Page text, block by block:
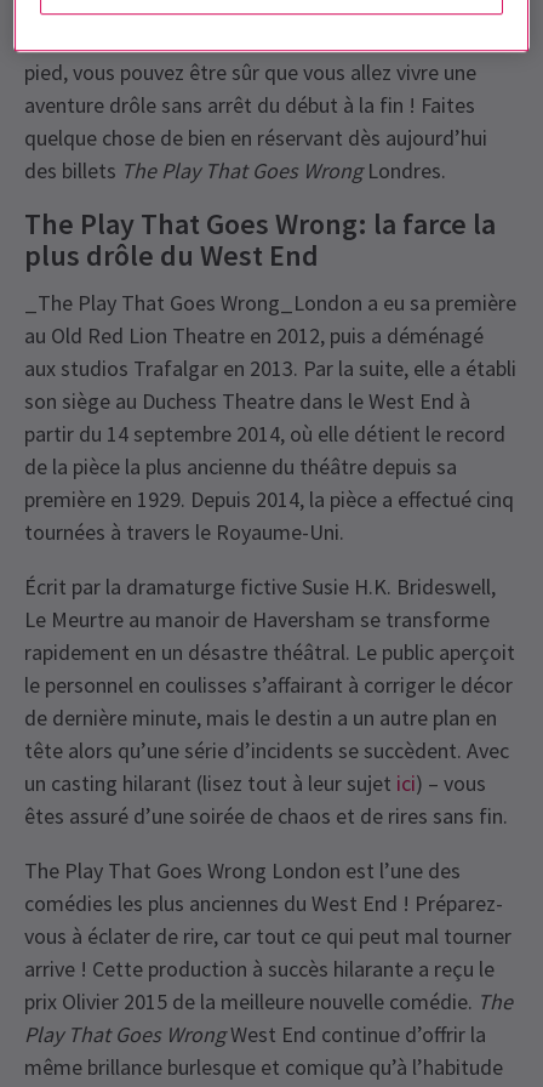
répliques, piétinant des doigts, rompant le
pied, vous pouvez être sûr que vous allez vivre une
aventure drôle sans arrêt du début à la fin ! Faites
quelque chose de bien en réservant dès aujourd’hui
des billets The Play That Goes WrongLondres.
The Play That Goes Wrong: la farce la
plus drôle du West End
_The Play That Goes Wrong_London a eu sa première
au Old Red Lion Theatre en 2012, puis a déménagé
aux studios Trafalgar en 2013. Par la suite, elle a établi
son siège au Duchess Theatre dans le West End à
partir du 14 septembre 2014, où elle détient le record
de la pièce la plus ancienne du théâtre depuis sa
première en 1929. Depuis 2014, la pièce a effectué cinq
tournées à travers le Royaume-Uni.
Écrit par la dramaturge fictive Susie H.K. Brideswell,
Le Meurtre au manoir de Haversham se transforme
rapidement en un désastre théâtral. Le public aperçoit
le personnel en coulisses s’affairant à corriger le décor
de dernière minute, mais le destin a un autre plan en
tête alors qu’une série d’incidents se succèdent. Avec
un casting hilarant (lisez tout à leur sujet ici) – vous
êtes assuré d’une soirée de chaos et de rires sans fin.
The Play That Goes Wrong London est l’une des
comédies les plus anciennes du West End ! Préparez-
vous à éclater de rire, car tout ce qui peut mal tourner
arrive ! Cette production à succès hilarante a reçu le
prix Olivier 2015 de la meilleure nouvelle comédie. The
Play That Goes WrongWest End continue d’offrir la
même brillance burlesque et comique qu’à l’habitude